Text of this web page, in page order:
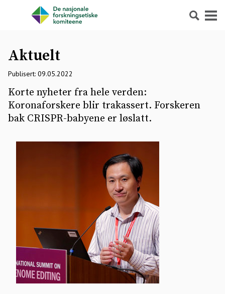
Søk Meny
Aktuelt
Publisert: 09.05.2022
Korte nyheter fra hele verden:
Koronaforskere blir trakassert. Forskeren
bak CRISPR-babyene er løslatt.